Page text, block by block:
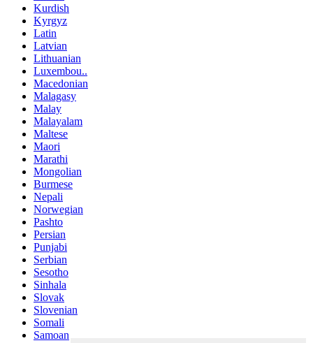
Kurdish
Kyrgyz
Latin
Latvian
Lithuanian
Luxembou..
Macedonian
Malagasy
Malay
Malayalam
Maltese
Maori
Marathi
Mongolian
Burmese
Nepali
Norwegian
Pashto
Persian
Punjabi
Serbian
Sesotho
Sinhala
Slovak
Slovenian
Somali
Samoan